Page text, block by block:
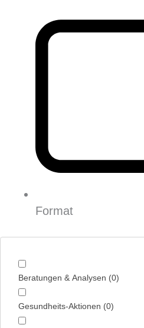
Format
Beratungen & Analysen (0)
Gesundheits-Aktionen (0)